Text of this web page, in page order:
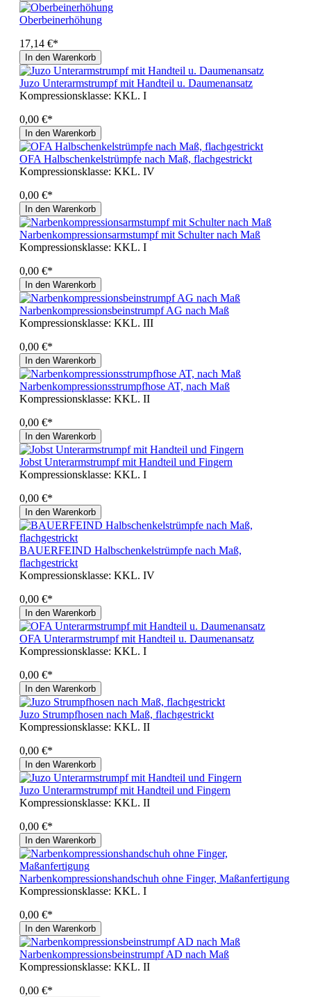
Oberbeinerhöhung
17,14 €*
In den Warenkorb
Juzo Unterarmstrumpf mit Handteil u. Daumenansatz
Kompressionsklasse: KKL. I
0,00 €*
In den Warenkorb
OFA Halbschenkelstrümpfe nach Maß, flachgestrickt
Kompressionsklasse: KKL. IV
0,00 €*
In den Warenkorb
Narbenkompressionsarmstumpf mit Schulter nach Maß
Kompressionsklasse: KKL. I
0,00 €*
In den Warenkorb
Narbenkompressionsbeinstrumpf AG nach Maß
Kompressionsklasse: KKL. III
0,00 €*
In den Warenkorb
Narbenkompressionsstrumpfhose AT, nach Maß
Kompressionsklasse: KKL. II
0,00 €*
In den Warenkorb
Jobst Unterarmstrumpf mit Handteil und Fingern
Kompressionsklasse: KKL. I
0,00 €*
In den Warenkorb
BAUERFEIND Halbschenkelstrümpfe nach Maß,
flachgestrickt
Kompressionsklasse: KKL. IV
0,00 €*
In den Warenkorb
OFA Unterarmstrumpf mit Handteil u. Daumenansatz
Kompressionsklasse: KKL. I
0,00 €*
In den Warenkorb
Juzo Strumpfhosen nach Maß, flachgestrickt
Kompressionsklasse: KKL. II
0,00 €*
In den Warenkorb
Juzo Unterarmstrumpf mit Handteil und Fingern
Kompressionsklasse: KKL. II
0,00 €*
In den Warenkorb
Narbenkompressionshandschuh ohne Finger, Maßanfertigung
Kompressionsklasse: KKL. I
0,00 €*
In den Warenkorb
Narbenkompressionsbeinstrumpf AD nach Maß
Kompressionsklasse: KKL. II
0,00 €*